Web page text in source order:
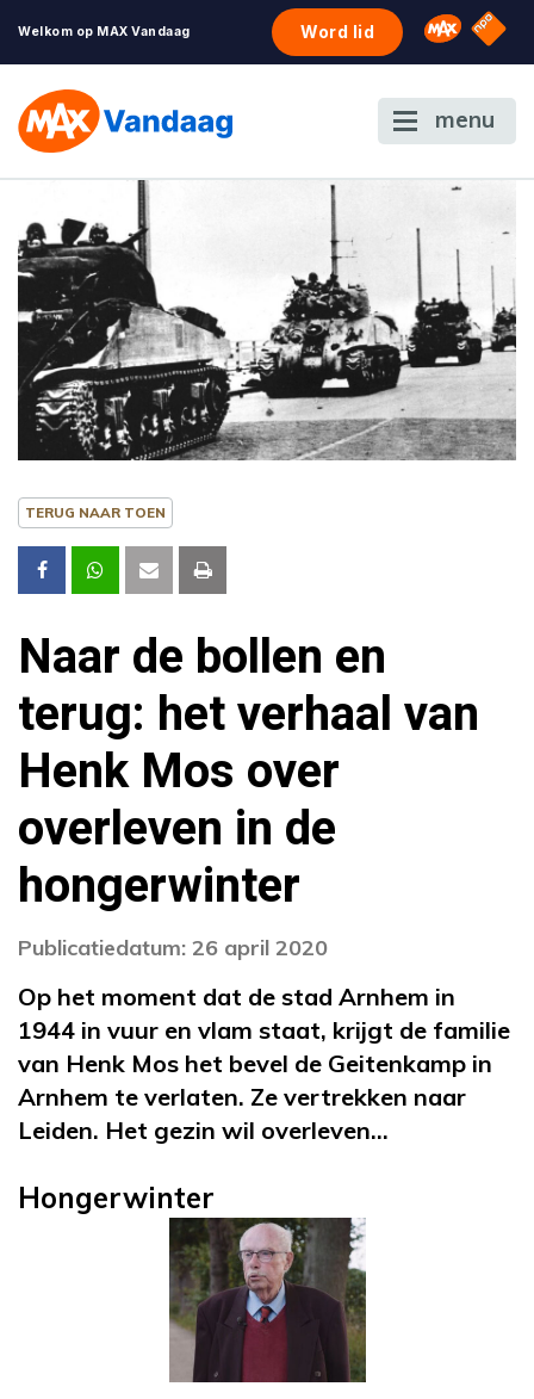
Welkom op MAX Vandaag Word lid Omroep
NPO
menu
TERUG NAAR TOEN
Naar de bollen en
terug: het verhaal van
Henk Mos over
overleven in de
hongerwinter
Publicatiedatum: 26 april 2020
Op het moment dat de stad Arnhem in
1944 in vuur en vlam staat, krijgt de familie
van Henk Mos het bevel de Geitenkamp in
Arnhem te verlaten. Ze vertrekken naar
Leiden. Het gezin wil overleven…
Hongerwinter